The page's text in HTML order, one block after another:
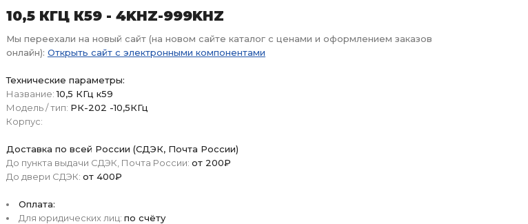
10,5 КГЦ К59 - 4KHZ-999KHZ
Мы переехали на новый сайт (на новом сайте каталог с ценами и оформлением заказов
онлайн): Открыть сайт с электронными компонентами
Технические параметры:
Название: 10,5 КГц к59
Модель / тип: РК-202 -10,5КГц
Корпус:
Доставка по всей России (СДЭК, Почта России)
До пункта выдачи СДЭК, Почта России: от 200₽
До двери СДЭК: от 400₽
Оплата:
Для юридических лиц: по счёту